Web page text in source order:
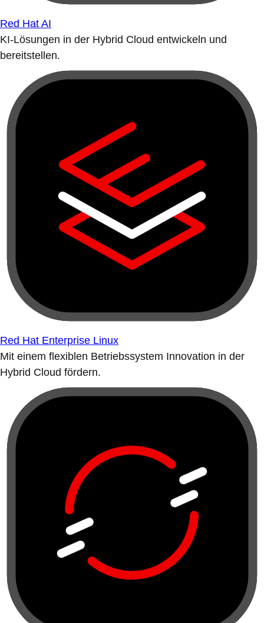
Red Hat AI
KI-Lösungen in der Hybrid Cloud entwickeln und
bereitstellen.
Red Hat Enterprise Linux
Mit einem flexiblen Betriebssystem Innovation in der
Hybrid Cloud fördern.